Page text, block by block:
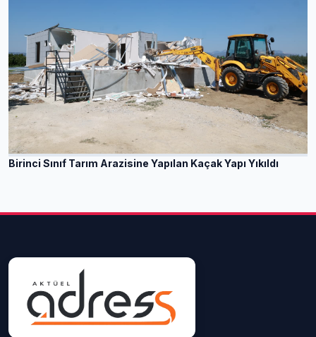
Birinci Sınıf Tarım Arazisine Yapılan Kaçak Yapı Yıkıldı